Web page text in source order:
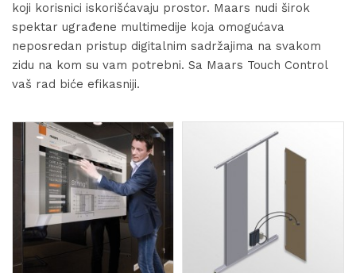
koji korisnici iskorišćavaju prostor. Maars nudi širok
spektar ugrađene multimedije koja omogućava
neposredan pristup digitalnim sadržajima na svakom
zidu na kom su vam potrebni. Sa Maars Touch Control
vaš rad biće efikasniji.